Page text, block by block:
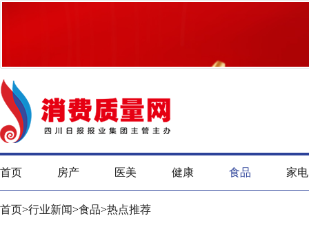
首页 房产 医美 健康 食品 家电
首页>行业新闻>食品>热点推荐